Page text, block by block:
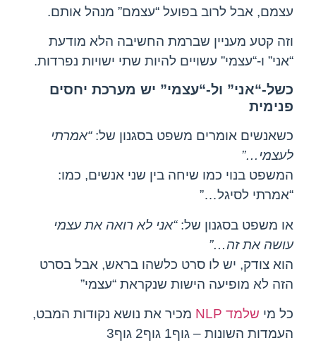
עצמם, אבל לרוב בפועל “עצמם” מנהל אותם.
וזה קטע מעניין שברמת החשיבה הלא מודעת
“אני” ו-“עצמי” עשויים להיות שתי ישויות נפרדות.
כשל-“אני” ול-“עצמי” יש מערכת יחסים
פנימית
כשאנשים אומרים משפט בסגנון של:“אמרתי
לעצמי…”
המשפט בנוי כמו שיחה בין שני אנשים, כמו:
“אמרתי לסיגל…”
או משפט בסגנון של:“אני לא רואה את עצמי
עושה את זה…”
הוא צודק, יש לו סרט כלשהו בראש, אבל בסרט
הזה לא מופיעה הישות שנקראת “עצמי”
כל מי שלמד NLP
מכיר את נושא נקודות המבט,
העמדות השונות – גוף1 גוף2 גוף3